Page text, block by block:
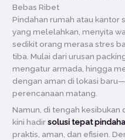
Bebas Ribet
Pindahan rumah atau kantor
yang melelahkan, menyita
sedikit orang merasa stres
tiba. Mulai dari urusan
mengatur armada, hingga
dengan aman di lokasi
perencanaan matang.
Namun, di tengah kesibukan
kini hadirsolusi tepat
praktis, aman, dan efisien.